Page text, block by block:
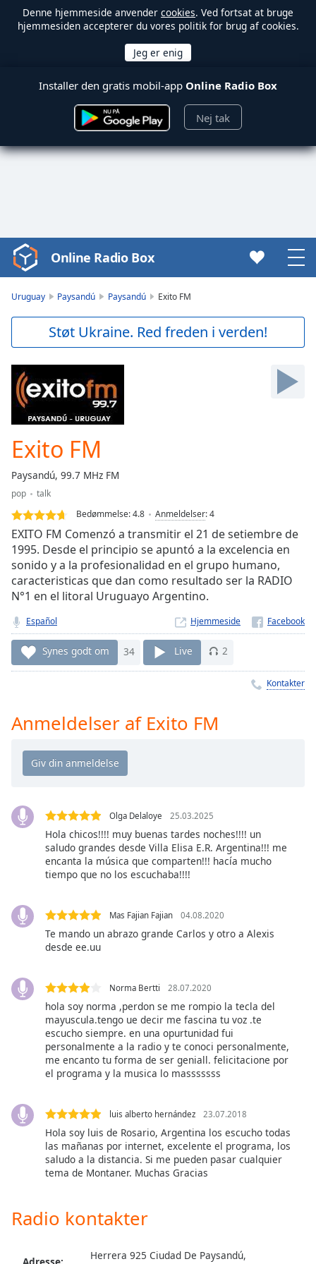
Denne hjemmeside anvender cookies. Ved fortsat at bruge
hjemmesiden accepterer du vores politik for brug af cookies.
Installer den gratis mobil-app Online Radio Box
Nej tak
Video
Player
Skip
Backward
Skip
Forward
Mute
Current
Time0:00
Duration
-:-
Loaded:
0.00%
Stream
TypeLIVE
Seek to
currently
behind
Remaining
Time-
Chapters
descriptions
selected
subtitles
settings,
opens
subtitles
dialog
subtitles
selected
in-
Picture
Fullscreen
window.
Online Radio Box
Uruguay Paysandú Paysandú Exito FM
Støt Ukraine. Red freden i verden!
Exito FM
Paysandú, 99.7 MHz FM
pop
talk
Bedømmelse:4.8 Anmeldelser:4
EXITO FM Comenzó a transmitir el 21 de setiembre de
1995. Desde el principio se apuntó a la excelencia en
sonido y a la profesionalidad en el grupo humano,
caracteristicas que dan como resultado ser la RADIO
N°1 en el litoral Uruguayo Argentino.
Español Hjemmeside
Synes godt om 34 Live 2
Kontakter
Anmeldelser af Exito FM
Olga Delaloye 25.03.2025
Hola chicos!!!! muy buenas tardes noches!!!! un
saludo grandes desde Villa Elisa E.R. Argentina!!! me
encanta la música que comparten!!! hacía mucho
tiempo que no los escuchaba!!!!
Mas Fajian Fajian 04.08.2020
Te mando un abrazo grande Carlos y otro a Alexis
desde ee.uu
Norma Bertti 28.07.2020
hola soy norma ,perdon se me rompio la tecla del
mayuscula.tengo ue decir me fascina tu voz .te
escucho siempre. en una opurtunidad fui
personalmente a la radio y te conoci personalmente,
me encanto tu forma de ser geniall. felicitacione por
el programa y la musica lo masssssss
luis alberto hernández 23.07.2018
Hola soy luis de Rosario, Argentina los escucho todas
las mañanas por internet, excelente el programa, los
saludo a la distancia. Si me pueden pasar cualquier
tema de Montaner. Muchas Gracias
Radio kontakter
Adresse:
Herrera 925 Ciudad De Paysandú,